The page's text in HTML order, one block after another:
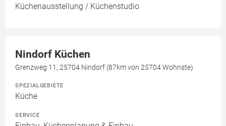
Küchenausstellung / Küchenstudio
Nindorf Küchen
Grenzweg 11, 25704 Nindorf (87km von 25704 Wohnste)
SPEZIALGEBIETE
Küche
SERVICE